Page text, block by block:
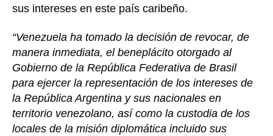
sus intereses en este país caribeño.
“Venezuela ha tomado la decisión de revocar, de
manera inmediata, el beneplácito otorgado al
Gobierno de la República Federativa de Brasil
para ejercer la representación de los intereses de
la República Argentina y sus nacionales en
territorio venezolano, así como la custodia de los
locales de la misión diplomática incluido sus